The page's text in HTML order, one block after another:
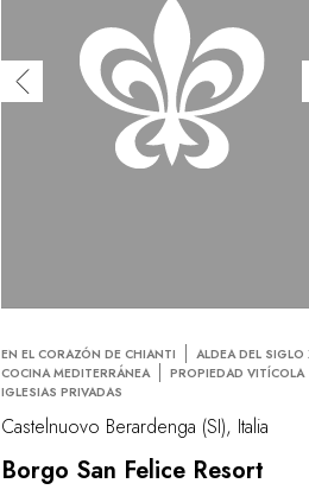
EN EL CORAZÓN DE CHIANTI
ALDEA DEL SIGLO
COCINA MEDITERRÁNEA
PROPIEDAD VITÍCOLA
IGLESIAS PRIVADAS
Castelnuovo Berardenga (SI), Italia
Borgo San Felice Resort